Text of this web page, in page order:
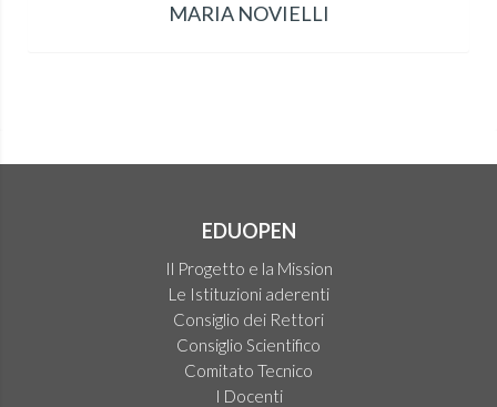
MARIA NOVIELLI
EDUOPEN
Il Progetto e la Mission
Le Istituzioni aderenti
Consiglio dei Rettori
Consiglio Scientifico
Comitato Tecnico
I Docenti